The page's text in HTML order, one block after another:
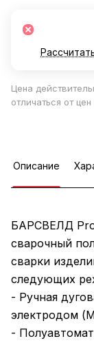
Цена
отличаться от
Описание
БАРСВЕЛД
сварочный
сварки
следующих
- Ручная
электродом
-